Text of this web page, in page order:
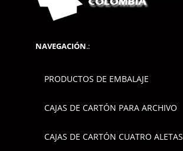
NAVEGACIÓN.:
PRODUCTOS DE EMBALAJE
CAJAS DE CARTÓN PARA ARCHIVO
CAJAS DE CARTÓN CUATRO ALETAS